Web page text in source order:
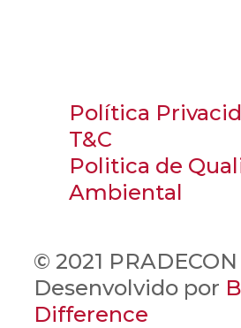
Política
T&C
Politica de
Ambiental
© 2021 PRADECON
Desenvolvido por
Difference